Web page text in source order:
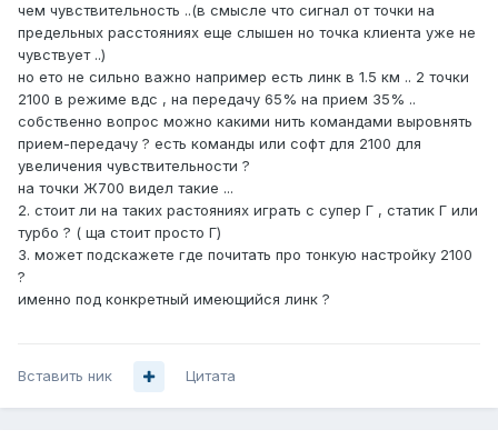
чем чувствительность ..(в смысле что сигнал от точки на
предельных расстояниях еще слышен но точка клиента уже не
чувствует ..)
но ето не сильно важно например есть линк в 1.5 км .. 2 точки
2100 в режиме вдс , на передачу 65% на прием 35% ..
собственно вопрос можно какими нить командами выровнять
прием-передачу ? есть команды или софт для 2100 для
увеличения чувствительности ?
на точки Ж700 видел такие ...
2. стоит ли на таких растояниях играть с супер Г , статик Г или
турбо ? ( ща стоит просто Г)
3. может подскажете где почитать про тонкую настройку 2100
?
именно под конкретный имеющийся линк ?
Вставить ник Цитата